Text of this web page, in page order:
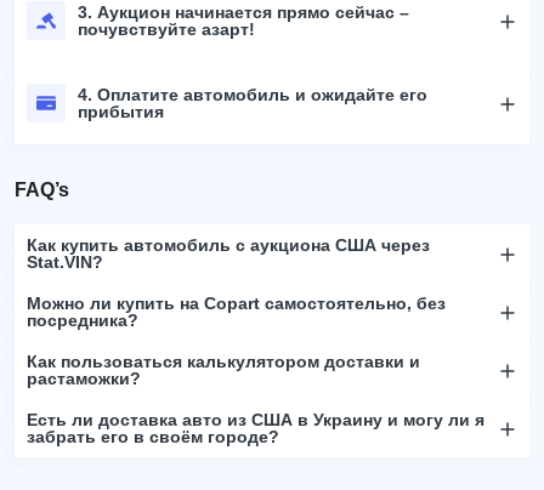
3. Аукцион начинается прямо сейчас –
почувствуйте азарт!
4. Оплатите автомобиль и ожидайте его
прибытия
FAQ’s
Как купить автомобиль с аукциона США через
Stat.VIN?
Можно ли купить на Copart самостоятельно, без
посредника?
Как пользоваться калькулятором доставки и
растаможки?
Есть ли доставка авто из США в Украину и могу ли я
забрать его в своём городе?